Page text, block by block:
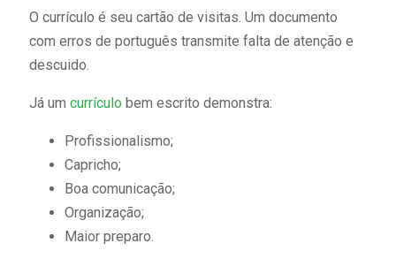
O currículo é seu cartão de visitas. Um documento
com erros de português transmite falta de atenção e
descuido.
Já umcurrículo bem escrito demonstra:
Profissionalismo;
Capricho;
Boa comunicação;
Organização;
Maior preparo.